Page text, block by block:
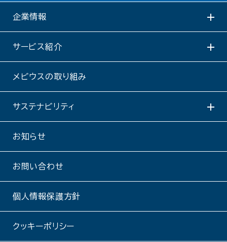
企業情報
サービス紹介
メビウスの取り組み
サステナビリティ
お知らせ
お問い合わせ
個人情報保護方針
クッキーポリシー